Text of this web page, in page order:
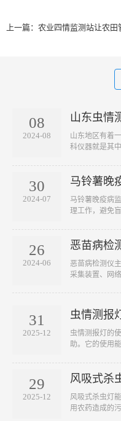
上一篇： 农业四情监测站让农田
08
2024-08
山东虫情
山东地区有着
科仪器就是其
30
2024-07
马铃薯晚疫病
理工作，避免
26
2024-06
恶苗病检
恶苗病检测仪
采集装置、网
31
2025-12
虫情测报
虫情测报灯的
助。它的使用
29
2025-12
风吸式杀
风吸式杀虫灯
用农药造成的